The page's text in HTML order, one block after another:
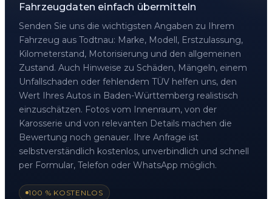
Fahrzeugdaten einfach übermitteln
Senden Sie uns die wichtigsten Angaben zu Ihrem
Fahrzeug aus Todtnau: Marke, Modell, Erstzulassung,
Kilometerstand, Motorisierung und den allgemeinen
Zustand. Auch Hinweise zu Schäden, Mängeln, einem
Unfallschaden oder fehlendem TÜV helfen uns, den
Wert Ihres Autos in Baden-Württemberg realistisch
einzuschätzen. Fotos vom Innenraum, von der
Karosserie und von relevanten Details machen die
Bewertung noch genauer. Ihre Anfrage ist
selbstverständlich kostenlos, unverbindlich und schnell
per Formular, Telefon oder WhatsApp möglich.
100 % KOSTENLOS